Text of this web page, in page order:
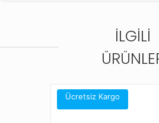
Farklı renk seçenekleriyle akıllı
Bu kordonla uyumlu diğer saat
Amazfit Bip 3
Amazfit Bip 3 Pro
İLGILI
Ücretsiz Kargo